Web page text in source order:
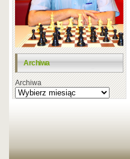
Archiwa
Archiwa